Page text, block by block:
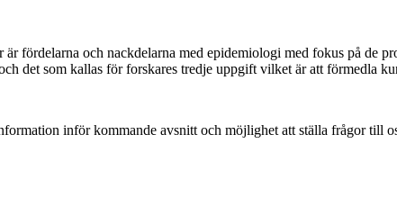
fördelarna och nackdelarna med epidemiologi med fokus på de
det som kallas för forskares tredje uppgift vilket är att förmedla
inför kommande avsnitt och möjlighet att ställa frågor till